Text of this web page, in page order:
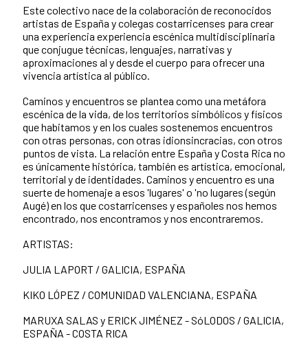
Este colectivo nace de la colaboración de reconocidos
artistas de España y colegas costarricenses para crear
una experiencia experiencia escénica multidisciplinaria
que conjugue técnicas, lenguajes, narrativas y
aproximaciones al y desde el cuerpo para ofrecer una
vivencia artística al público.
Caminos y encuentros se plantea como una metáfora
escénica de la vida, de los territorios simbólicos y físicos
que habitamos y en los cuales sostenemos encuentros
con otras personas, con otras idionsincracias, con otros
puntos de vista. La relación entre España y Costa Rica no
es únicamente histórica, también es artística, emocional,
territorial y de identidades. Caminos y encuentro es una
suerte de homenaje a esos 'lugares' o 'no lugares (según
Augé) en los que costarricenses y españoles nos hemos
encontrado, nos encontramos y nos encontraremos.
ARTISTAS:
JULIA LAPORT / GALICIA, ESPAÑA
KIKO LÓPEZ / COMUNIDAD VALENCIANA, ESPAÑA
MARUXA SALAS y ERICK JIMÉNEZ - SóLODOS / GALICIA,
ESPAÑA - COSTA RICA